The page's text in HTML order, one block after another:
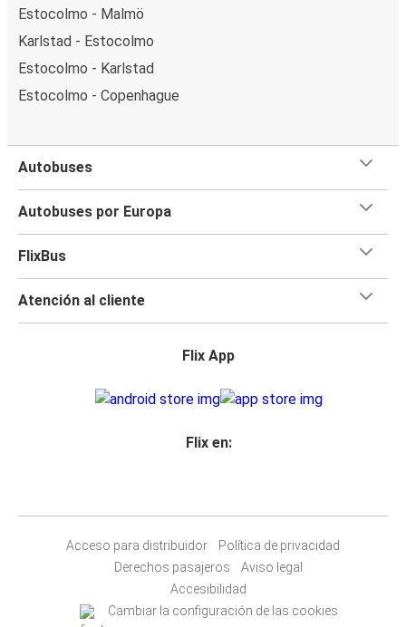
Estocolmo - Malmö
Karlstad - Estocolmo
Estocolmo - Karlstad
Estocolmo - Copenhague
Autobuses
Autobuses por Europa
FlixBus
Atención al cliente
Flix App
Flix en:
Acceso para distribuidor
Política de privacidad
Derechos pasajeros
Aviso legal
Accesibilidad
Cambiar la configuración de las cookies